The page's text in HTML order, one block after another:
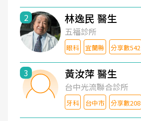
2 林逸民 醫生
五福診所
眼科 宜蘭縣 分享數542
3 黃汝萍 醫生
台中光流聯合診所
牙科 台中市 分享數208